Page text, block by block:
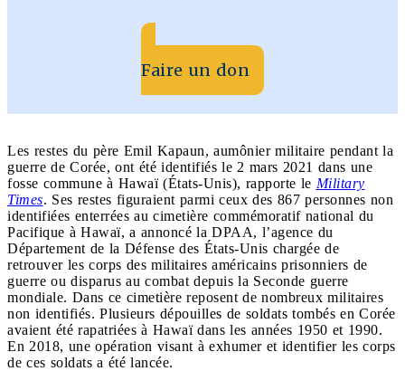
Faire un don
Les restes du père Emil Kapaun, aumônier militaire pendant la
guerre de Corée, ont été identifiés le 2 mars 2021 dans une
fosse commune à Hawaï (États-Unis), rapporte le Military
Times. Ses restes figuraient parmi ceux des 867 personnes non
identifiées enterrées au cimetière commémoratif national du
Pacifique à Hawaï, a annoncé la DPAA, l’agence du
Département de la Défense des États-Unis chargée de
retrouver les corps des militaires américains prisonniers de
guerre ou disparus au combat depuis la Seconde guerre
mondiale. Dans ce cimetière reposent de nombreux militaires
non identifiés. Plusieurs dépouilles de soldats tombés en Corée
avaient été rapatriées à Hawaï dans les années 1950 et 1990.
En 2018, une opération visant à exhumer et identifier les corps
de ces soldats a été lancée.